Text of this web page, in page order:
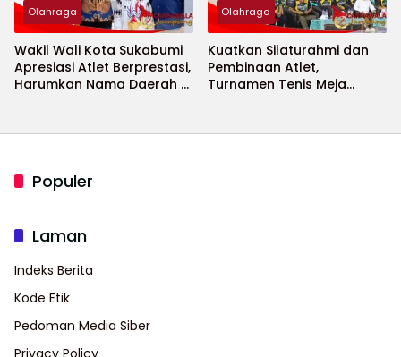
Olahraga
Wakil Wali Kota Sukabumi
Apresiasi Atlet Berprestasi,
Harumkan Nama Daerah di
Olahraga
Kuatkan Silaturahmi dan
Pembinaan Atlet,
Turnamen Tenis Meja
Populer
Laman
Indeks Berita
Kode Etik
Pedoman Media Siber
Privacy Policy